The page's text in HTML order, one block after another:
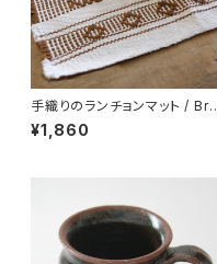
手織りのランチョンマット / Bro
wn /211c/ MEXICO メキシコ
¥1,860